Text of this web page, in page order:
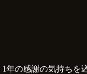
1年の感謝の気持ちを